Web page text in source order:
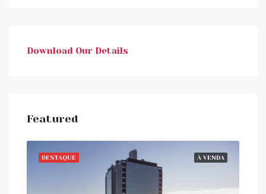
Download Our Details
Featured
À VENDA
DESTAQUE